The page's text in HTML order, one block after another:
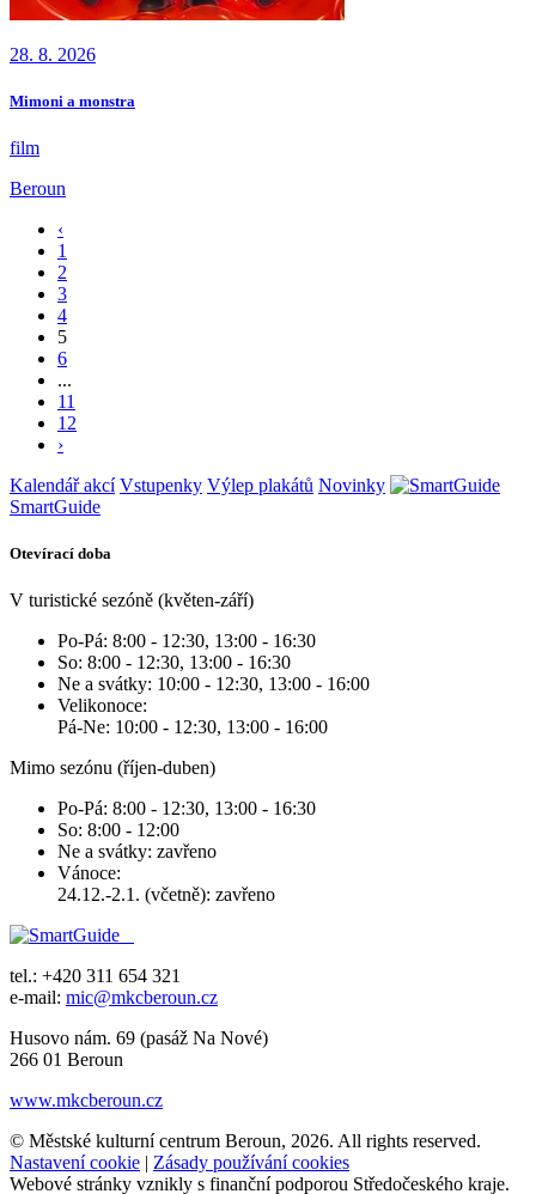
28. 8. 2026
Mimoni a monstra
film
Beroun
‹
1
2
3
4
5
6
...
11
12
›
Kalendář akcí Vstupenky Výlep plakátů Novinky
SmartGuide
Otevírací doba
V turistické sezóně (květen-září)
Po-Pá: 8:00 - 12:30, 13:00 - 16:30
So: 8:00 - 12:30, 13:00 - 16:30
Ne a svátky: 10:00 - 12:30, 13:00 - 16:00
Velikonoce:
Pá-Ne: 10:00 - 12:30, 13:00 - 16:00
Mimo sezónu (říjen-duben)
Po-Pá: 8:00 - 12:30, 13:00 - 16:30
So: 8:00 - 12:00
Ne a svátky: zavřeno
Vánoce:
24.12.-2.1. (včetně): zavřeno
tel.: +420 311 654 321
e-mail: mic@mkcberoun.cz
Husovo nám. 69 (pasáž Na Nové)
266 01 Beroun
www.mkcberoun.cz
© Městské kulturní centrum Beroun, 2026. All rights reserved.
Nastavení cookie | Zásady používání cookies
Webové stránky vznikly s finanční podporou Středočeského kraje.